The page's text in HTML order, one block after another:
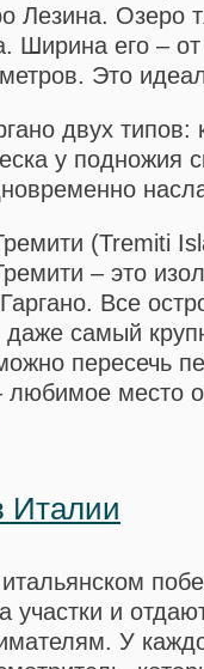
Лезина. Озеро
Ширина его –
Это
двух типов:
у подножия
(Tremiti
– это
Все
даже самый
пересечь
любимое место
Италии
участки и
У